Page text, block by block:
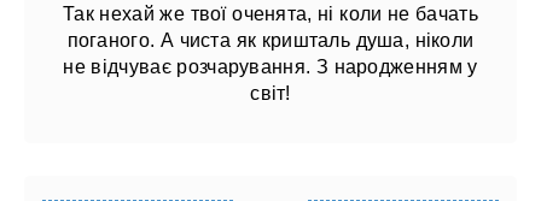
Так нехай же твої оченята, ні коли не бачать
поганого. А чиста як кришталь душа, ніколи
не відчуває розчарування. З народженням у
світ!